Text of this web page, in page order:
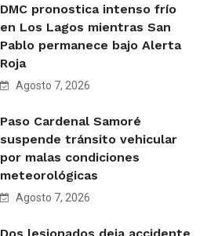
DMC pronostica intenso frío
en Los Lagos mientras San
Pablo permanece bajo Alerta
Roja
Agosto 7, 2026
Paso Cardenal Samoré
suspende tránsito vehicular
por malas condiciones
meteorológicas
Agosto 7, 2026